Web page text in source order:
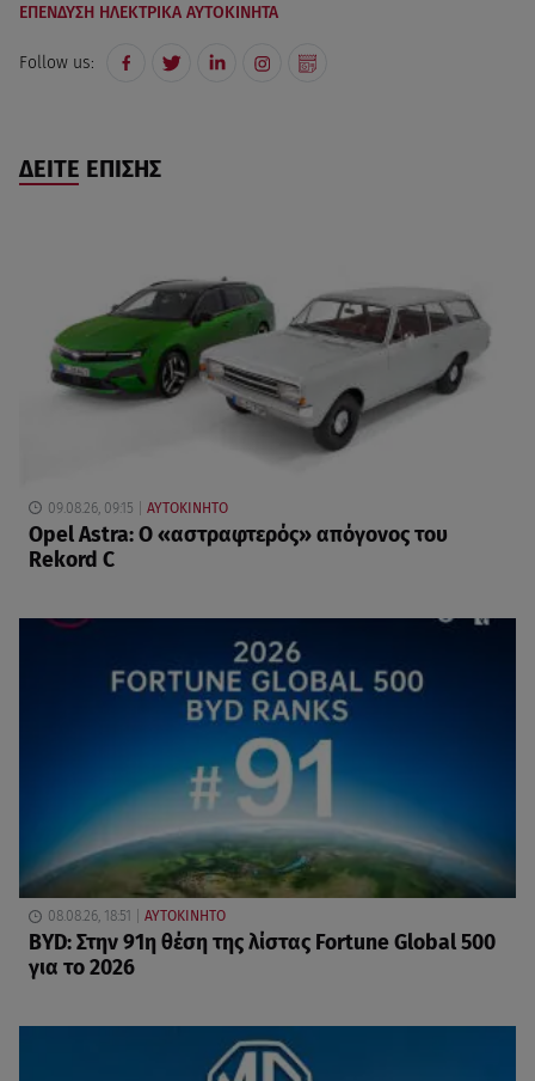
ΕΠΕΝΔΥΣΗ ΗΛΕΚΤΡΙΚΑ ΑΥΤΟΚΙΝΗΤΑ
Follow us:
ΔΕΙΤΕ ΕΠΙΣΗΣ
09.08.26, 09:15 ΑΥΤΟΚΙΝΗΤΟ
Opel Astra: Ο «αστραφτερός» απόγονος του
Rekord C
08.08.26, 18:51 ΑΥΤΟΚΙΝΗΤΟ
BYD: Στην 91η θέση της λίστας Fortune Global 500
για το 2026